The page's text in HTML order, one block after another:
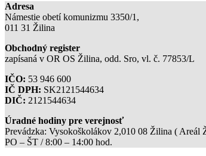
Adresa
Námestie obetí komunizmu 3350/1,
011 31 Žilina
Obchodný register
zapísaná v OR OS Žilina, odd. Sro, vl. č. 77853/L
IČO: 53 946 600
IČ DPH: SK2121544634
DIČ: 2121544634
Úradné hodiny pre verejnosť
Prevádzka: Vysokoškolákov 2,010 08 Žilina ( Areál
PO – ŠT / 8:00 – 14:00 hod.